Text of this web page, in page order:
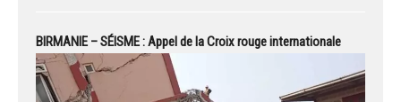
BIRMANIE – SÉISME : Appel de la Croix rouge internationale